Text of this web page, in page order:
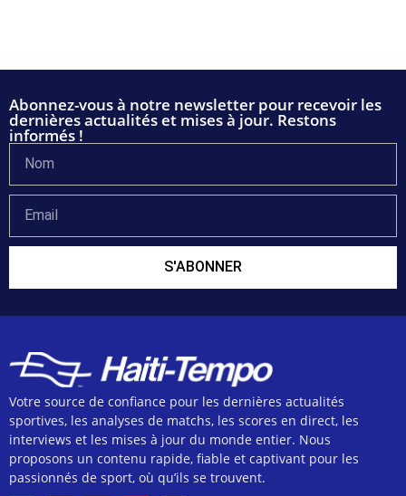
Abonnez-vous à notre newsletter pour recevoir les
dernières actualités et mises à jour. Restons
informés !
S'ABONNER
Votre source de confiance pour les dernières actualités
sportives, les analyses de matchs, les scores en direct, les
interviews et les mises à jour du monde entier. Nous
proposons un contenu rapide, fiable et captivant pour les
passionnés de sport, où qu’ils se trouvent.